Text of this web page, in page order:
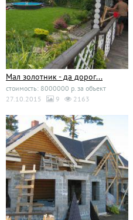
Мал золотник - да дорог...
стоимость: 8000000 р. за объект
27.10.2015
9 2163